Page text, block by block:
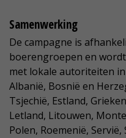
Samenwerking
De campagne is
boerengroepen en
met lokale autoriteiten
Albanië, Bosnië en
Tsjechië, Estland,
Letland, Litouwen,
Polen, Roemenië,